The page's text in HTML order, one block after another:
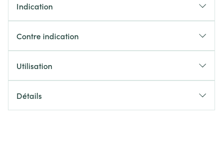
Indication
Contre indication
Utilisation
Détails